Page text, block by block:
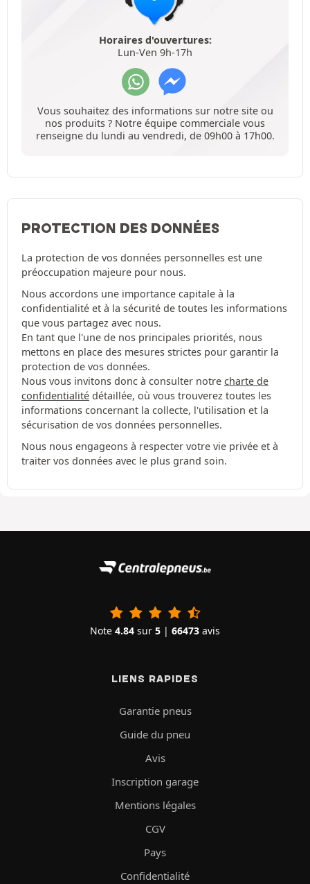
Horaires d'ouvertures:
Lun-Ven 9h-17h
Vous souhaitez des informations sur notre site ou
nos produits ? Notre équipe commerciale vous
renseigne du lundi au vendredi, de 09h00 à 17h00.
PROTECTION DES DONNÉES
La protection de vos données personnelles est une
préoccupation majeure pour nous.
Nous accordons une importance capitale à la
confidentialité et à la sécurité de toutes les informations
que vous partagez avec nous.
En tant que l'une de nos principales priorités, nous
mettons en place des mesures strictes pour garantir la
protection de vos données.
Nous vous invitons donc à consulter notre charte de
confidentialité détaillée, où vous trouverez toutes les
informations concernant la collecte, l'utilisation et la
sécurisation de vos données personnelles.
Nous nous engageons à respecter votre vie privée et à
traiter vos données avec le plus grand soin.
Note 4.84 sur 5 | 66473 avis
LIENS RAPIDES
Garantie pneus
Guide du pneu
Avis
Inscription garage
Mentions légales
CGV
Pays
Confidentialité